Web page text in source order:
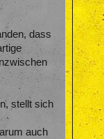
dass
stellt sich
auch